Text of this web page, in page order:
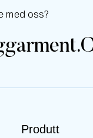
med oss?
Produtt